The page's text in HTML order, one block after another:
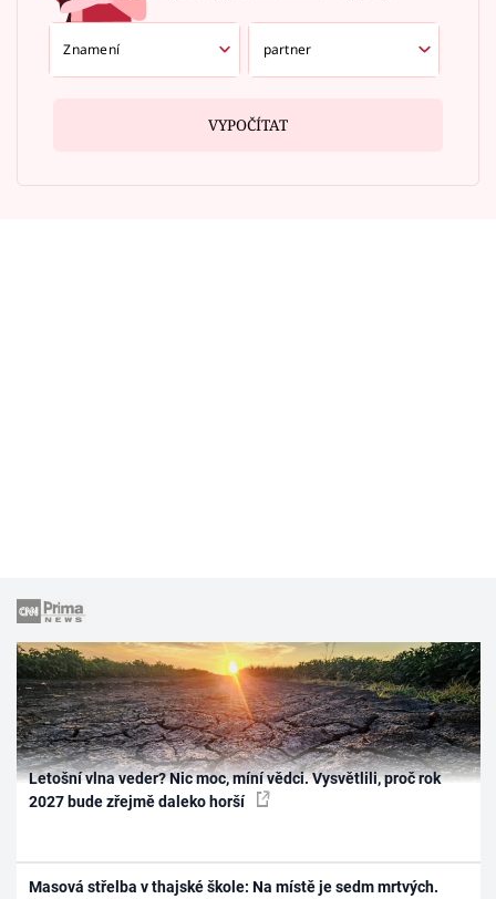
VYPOČÍTAT
Letošní vlna veder? Nic moc, míní vědci. Vysvětlili, proč rok
2027 bude zřejmě daleko horší
Masová střelba v thajské škole: Na místě je sedm mrtvých.